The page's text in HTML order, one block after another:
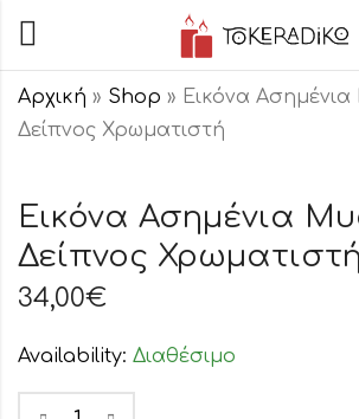
Αρχική » Shop » Εικόνα
Δείπνος Χρωματιστή
Εικόνα Ασημένια
Δείπνος Χρωματιστή
34,00€
Availability: Διαθέσιμο